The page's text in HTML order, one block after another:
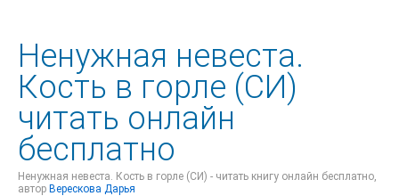
Ненужная невеста.
Кость в горле (СИ)
читать онлайн
бесплатно
Ненужная невеста. Кость в горле (СИ) - читать книгу онлайн бесплатно,
автор Верескова Дарья